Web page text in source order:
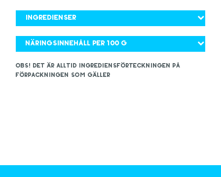
Ingredienser
Näringsinnehåll per 100 g
OBS! Det är alltid ingrediensförteckningen på
förpackningen som gäller